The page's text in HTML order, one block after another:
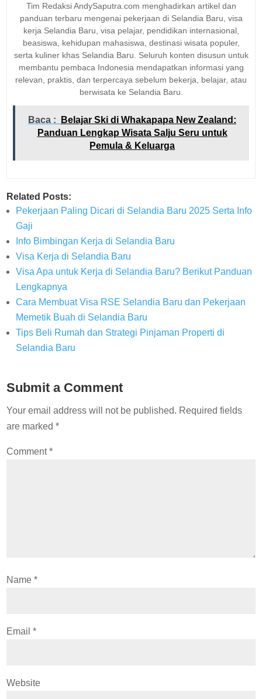
Tim Redaksi AndySaputra.com menghadirkan artikel dan
panduan terbaru mengenai pekerjaan di Selandia Baru, visa
kerja Selandia Baru, visa pelajar, pendidikan internasional,
beasiswa, kehidupan mahasiswa, destinasi wisata populer,
serta kuliner khas Selandia Baru. Seluruh konten disusun untuk
membantu pembaca Indonesia mendapatkan informasi yang
relevan, praktis, dan terpercaya sebelum bekerja, belajar, atau
berwisata ke Selandia Baru.
Baca :
Belajar Ski di Whakapapa New Zealand:
Panduan Lengkap Wisata Salju Seru untuk
Pemula & Keluarga
Related Posts:
Pekerjaan Paling Dicari di Selandia Baru 2025 Serta Info
Gaji
Info Bimbingan Kerja di Selandia Baru
Visa Kerja di Selandia Baru
Visa Apa untuk Kerja di Selandia Baru? Berikut Panduan
Lengkapnya
Cara Membuat Visa RSE Selandia Baru dan Pekerjaan
Memetik Buah di Selandia Baru
Tips Beli Rumah dan Strategi Pinjaman Properti di
Selandia Baru
Submit a Comment
Your email address will not be published. Required fields
are marked*
Comment*
Name*
Email*
Website